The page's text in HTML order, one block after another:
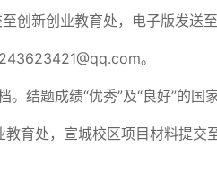
创新创业教育处，电子版发
。
。结题成绩“优秀”及“良好”的
育处，宣城校区项目材料提交